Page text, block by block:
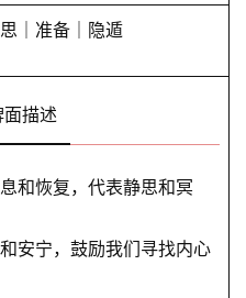
｜准备｜隐遁
面描述
和恢复，代表静思和冥
安宁，鼓励我们寻找内心